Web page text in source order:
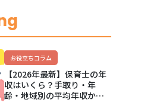
お役立ちコラム
【2026年最新】保育士の年
収はいくら？手取り・年
齢・地域別の平均年収か